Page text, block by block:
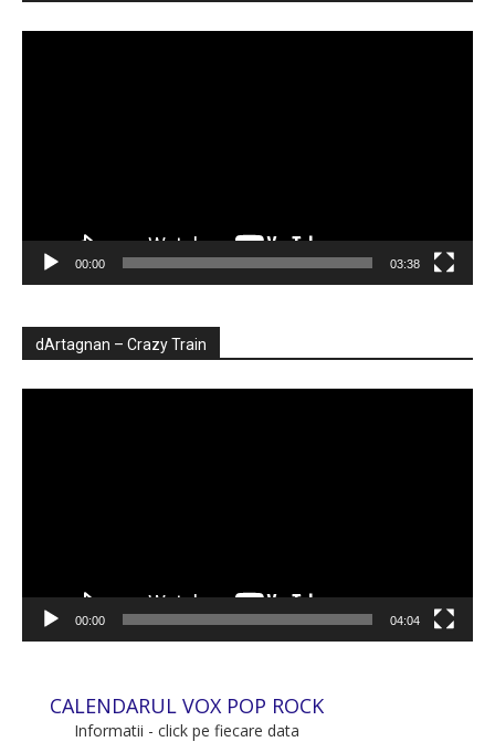
00:00 03:38
dArtagnan – Crazy Train
00:00 04:04
CALENDARUL VOX POP ROCK
Informatii - click pe fiecare data